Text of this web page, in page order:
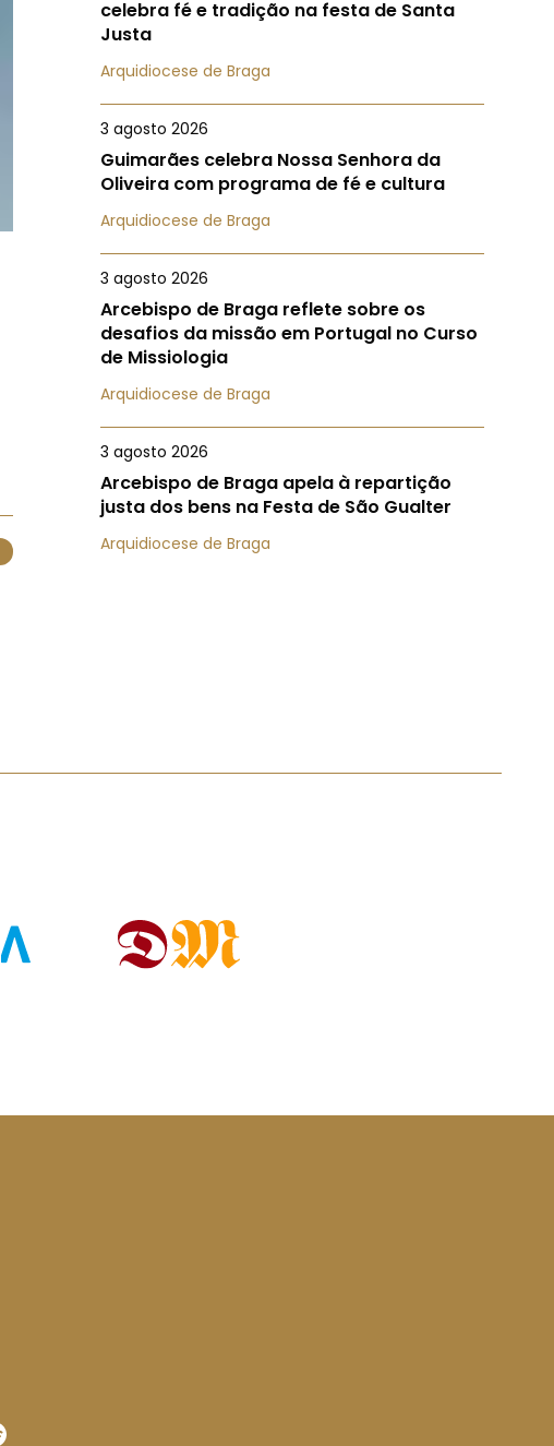
celebra fé e tradição na festa de Santa
Justa
Arquidiocese de Braga
3 agosto 2026
Guimarães celebra Nossa Senhora da
Oliveira com programa de fé e cultura
Arquidiocese de Braga
3 agosto 2026
Arcebispo de Braga reflete sobre os
desafios da missão em Portugal no Curso
de Missiologia
Arquidiocese de Braga
3 agosto 2026
Arcebispo de Braga apela à repartição
justa dos bens na Festa de São Gualter
Arquidiocese de Braga